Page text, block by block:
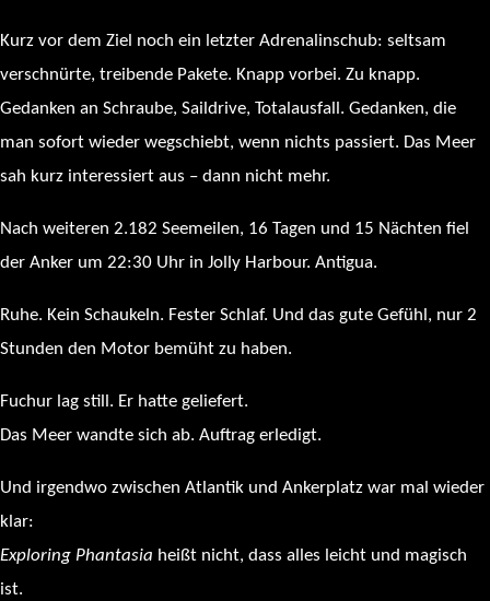
Kurz vor dem Ziel noch ein letzter Adrenalinschub: seltsam
verschnürte, treibende Pakete. Knapp vorbei. Zu knapp.
Gedanken an Schraube, Saildrive, Totalausfall. Gedanken, die
man sofort wieder wegschiebt, wenn nichts passiert. Das Meer
sah kurz interessiert aus – dann nicht mehr.
Nach weiteren 2.182 Seemeilen, 16 Tagen und 15 Nächten fiel
der Anker um 22:30 Uhr in Jolly Harbour. Antigua.
Ruhe. Kein Schaukeln. Fester Schlaf. Und das gute Gefühl, nur 2
Stunden den Motor bemüht zu haben.
Fuchur lag still. Er hatte geliefert.
Das Meer wandte sich ab. Auftrag erledigt.
Und irgendwo zwischen Atlantik und Ankerplatz war mal wieder
klar:
Exploring Phantasia heißt nicht, dass alles leicht und magisch
ist.